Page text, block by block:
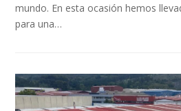
mundo. En esta ocasión hemos
para una…